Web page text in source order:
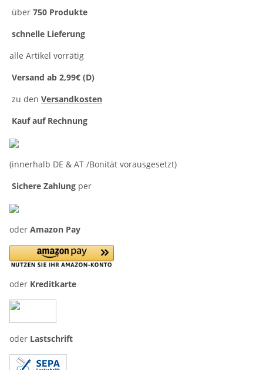
über 750 Produkte
schnelle Lieferung
alle Artikel vorrätig
Versand ab 2,99€ (D)
zu den Versandkosten
Kauf auf Rechnung
(innerhalb DE & AT /Bonität vorausgesetzt)
Sichere Zahlung per
oder Amazon Pay
oder Kreditkarte
oder Lastschrift